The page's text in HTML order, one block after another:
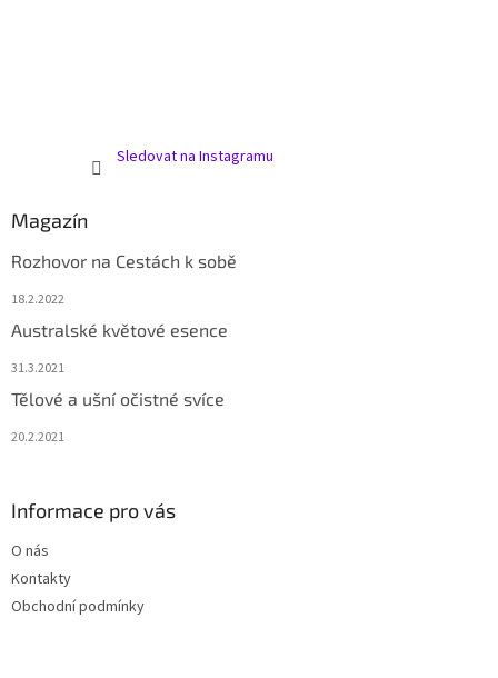
Sledovat na Instagramu
Magazín
Rozhovor na Cestách k sobě
18.2.2022
Australské květové esence
31.3.2021
Tělové a ušní očistné svíce
20.2.2021
Informace pro vás
O nás
Kontakty
Obchodní podmínky